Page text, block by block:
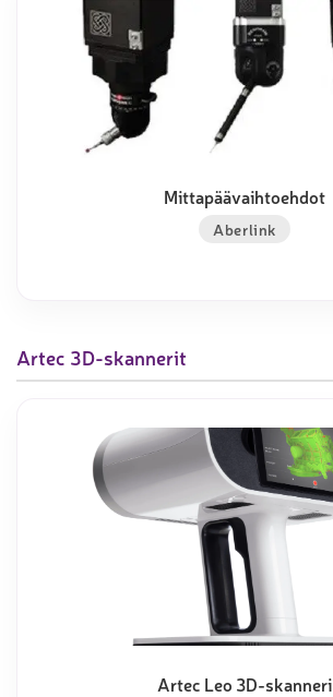
Mittapäävaihtoehdot
Aberlink
Artec 3D-skannerit
Artec Leo 3D-skanneri